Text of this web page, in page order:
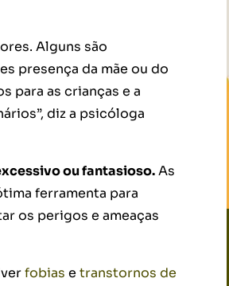
Alguns são
presença da mãe ou do
para as crianças e a
diz a psicóloga
ou fantasioso.As
ferramenta para
os perigos e ameaças
fobias e transtornos de